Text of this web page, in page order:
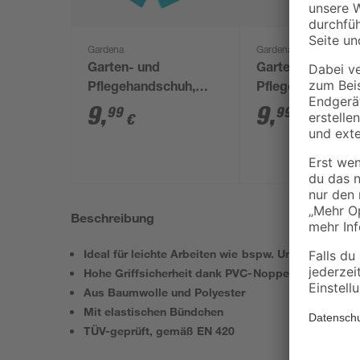
Gardena
Garten- und
Pflegehandschuh,
Größe 8/M,
türkis/grau
9,99 €
Gardena
Garten- und
Größe 9/L,
9,99
Beschreibung
Ideal für leichte Arbeiten wie bspw. Umzüge und
Hohe Griffsicherheit dank PVC-Noppen
Aus Baumwolle und Polyester
Mit elastischen Bündchen
TÜV-geprüft, gemäß EN 420